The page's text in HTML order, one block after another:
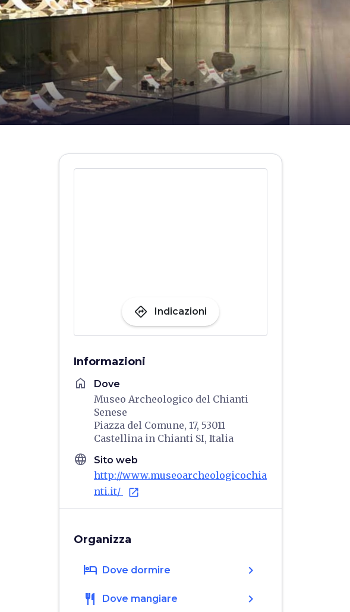
directions Indicazioni
Informazioni
home Dove
Museo Archeologico del Chianti
Senese
Piazza del Comune, 17, 53011
Castellina in Chianti SI, Italia
language Sito web
http://www.museoarcheologicochia
nti.it/
open_in_new
Organizza
hotel Dove dormire chevron_right
restaurant Dove mangiare chevron_right